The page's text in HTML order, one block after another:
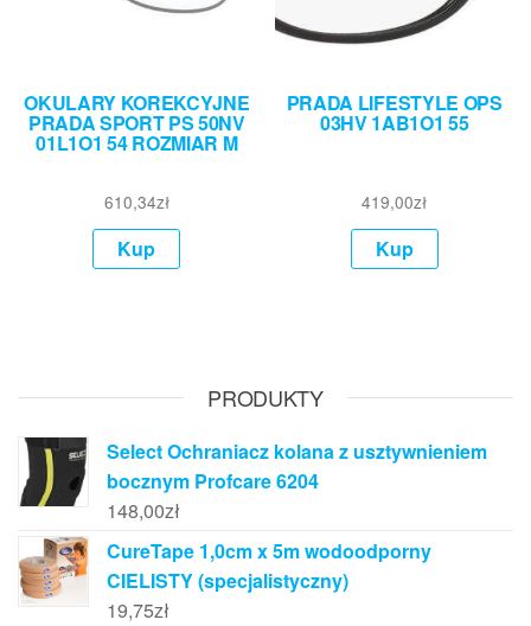
OKULARY KOREKCYJNE
PRADA SPORT PS 50NV
01L1O1 54 ROZMIAR M
610,34zł
Kup
PRADA LIFESTYLE OPS
03HV 1AB1O1 55
419,00zł
Kup
PRODUKTY
Select Ochraniacz kolana z usztywnieniem
bocznym Profcare 6204
148,00zł
CureTape 1,0cm x 5m wodoodporny
CIELISTY (specjalistyczny)
19,75zł